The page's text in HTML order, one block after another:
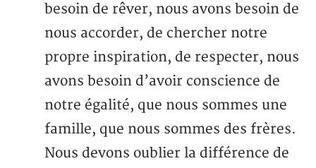
besoin de rêver, nous avons besoin de
nous accorder, de chercher notre
propre inspiration, de respecter, nous
avons besoin d’avoir conscience de
notre égalité, que nous sommes une
famille, que nous sommes des frères.
Nous devons oublier la différence de